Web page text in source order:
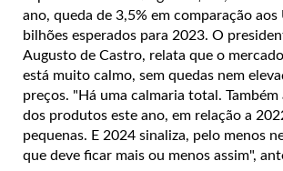
ano, queda de 3,5% em comparação aos
bilhões esperados para 2023. O
Augusto de Castro, relata que o
está muito calmo, sem quedas nem
preços. "Há uma calmaria total. Também
dos produtos este ano, em relação a
pequenas. E 2024 sinaliza, pelo menos
que deve ficar mais ou menos assim",